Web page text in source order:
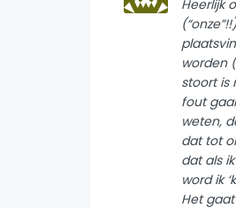
Heerlijk
worden
stoort is
fout
weten,
dat tot
dat als
word ik
Het